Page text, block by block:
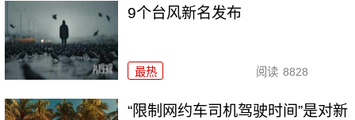
9个台风新名发布
最热 阅读 8828
“限制网约车司机驾驶时间”是对新